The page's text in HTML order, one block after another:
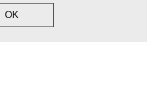
OK